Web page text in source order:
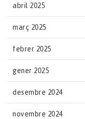
abril 2025
març 2025
febrer 2025
gener 2025
desembre 2024
novembre 2024